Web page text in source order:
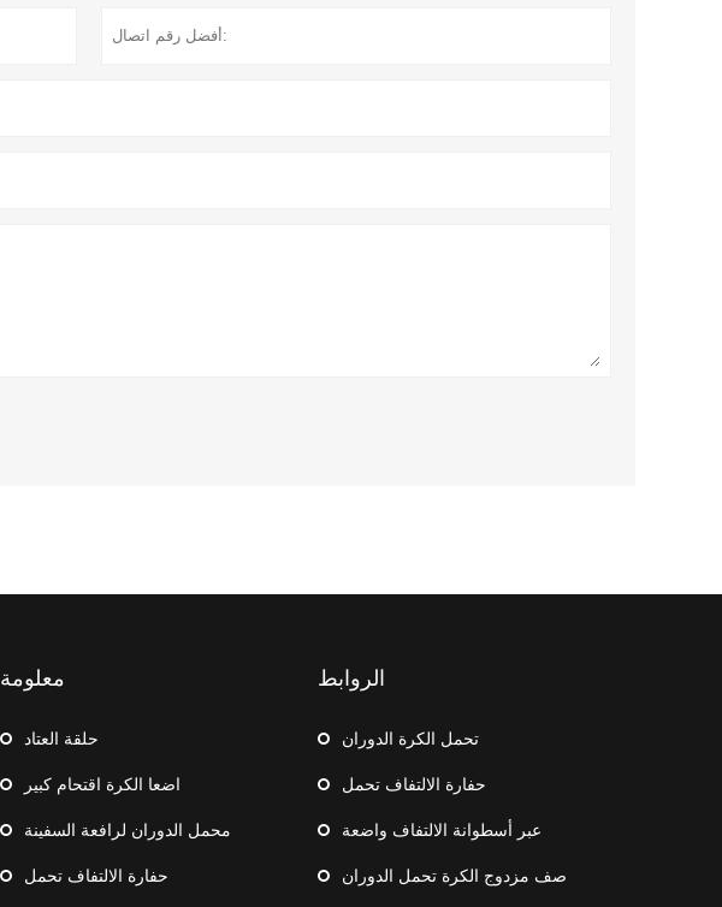
معلومة
حلقة العتاد
اضعا الكرة اقتحام كبير
محمل الدوران لرافعة السفينة
حفارة الالتفاف تحمل
الروابط
تحمل الكرة الدوران
حفارة الالتفاف تحمل
عبر أسطوانة الالتفاف واضعة
صف مزدوج الكرة تحمل الدوران